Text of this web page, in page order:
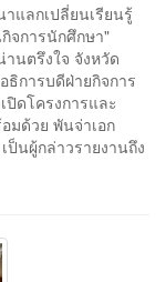
าแลกเปลี่ยนเรียนรู้
จการนักศึกษา"
นตรึงใจ จังหวัด
การบดีฝ่ายกิจการ
ดโครงการและ
มด้วย พันจ่าเอก
นผู้กล่าวรายงานถึง